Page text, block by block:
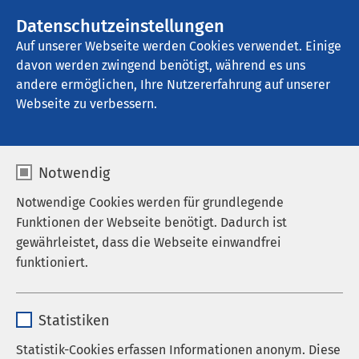
Datenschutzeinstellungen
Auf unserer Webseite werden Cookies verwendet. Einige
davon werden zwingend benötigt, während es uns
andere ermöglichen, Ihre Nutzererfahrung auf unserer
Webseite zu verbessern.
Notwendig
Notwendige Cookies werden für grundlegende
Funktionen der Webseite benötigt. Dadurch ist
gewährleistet, dass die Webseite einwandfrei
funktioniert.
Anbieter sgalinski
Statistiken
Statistik-Cookies erfassen Informationen anonym. Diese
AMEOS Pflege Haldensleben